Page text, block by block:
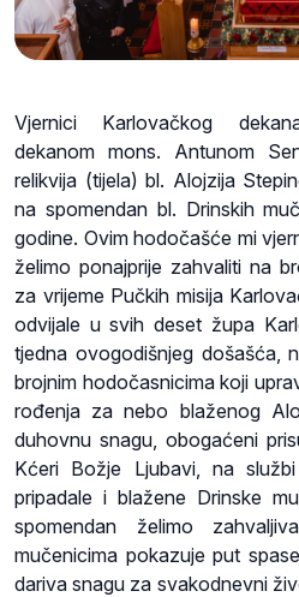
Vjernici Karlovačkog
dekanom mons. Antunom
relikvija (tijela) bl. Alojzija
na spomendan bl. Drinskih
godine. Ovim hodočašće mi
želimo ponajprije zahvaliti na
za vrijeme Pučkih misija
odvijale u svih deset župa
tjedna ovogodišnjeg došašća,
brojnim hodočasnicima koji
rođenja za nebo blaženog
duhovnu snagu, obogaćeni
Kćeri Božje Ljubavi, na
pripadale i blažene Drinske
spomendan želimo
mučenicima pokazuje put
dariva snagu za svakodnevni